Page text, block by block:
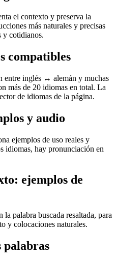
el contexto y preserva la
más naturales y precisas
y cotidianos.
compatibles
entre inglés ↔ alemán y muchas
más de 20 idiomas en total. La
de idiomas de la página.
y audio
ejemplos de uso reales y
idiomas, hay pronunciación en
ejemplos de
palabra buscada resaltada, para
y colocaciones naturales.
palabras